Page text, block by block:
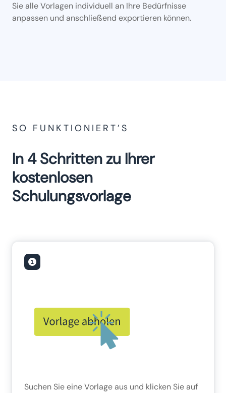
Sie alle Vorlagen individuell an Ihre Bedürfnisse
anpassen und anschließend exportieren können.
SO FUNKTIONIERT’S
In 4 Schritten zu Ihrer
kostenlosen
Schulungsvorlage
Suchen Sie eine Vorlage aus und klicken Sie auf